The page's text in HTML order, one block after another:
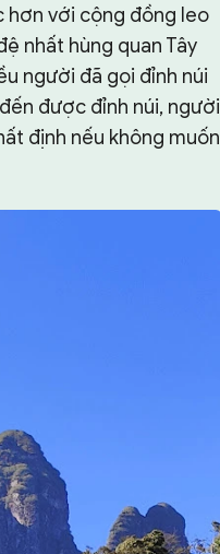
hơn với cộng đồng leo
nhất hùng quan Tây
người đã gọi đỉnh núi
được đỉnh núi, người
định nếu không muốn